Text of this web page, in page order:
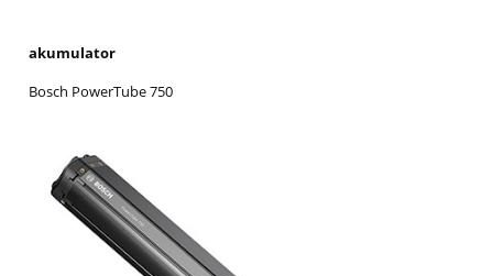
akumulator
Bosch PowerTube 750